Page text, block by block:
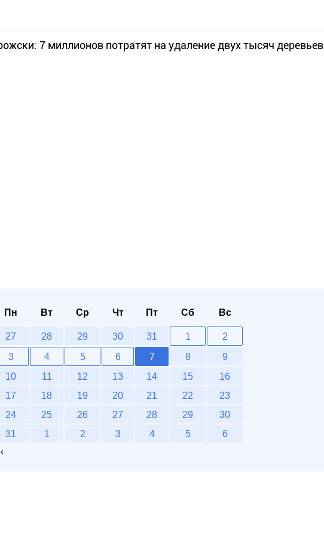
7 миллионов потратят на удаление двух тысяч деревьев
Пн Вт Ср Чт Пт Сб Вс
27 28 29 30 31 1
2
3
4 5 6 7 8
9
10
11 12 13 14 15
16
17
18 19 20 21 22
23
24
25 26 27 28 29
30
31
1 2 3 4 5 6